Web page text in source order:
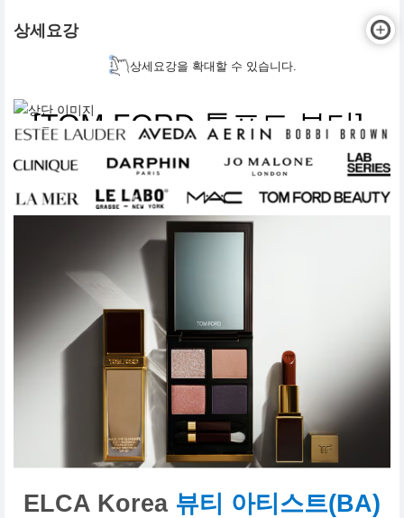
상세요강
상세요강을 확대할 수 있습니다.
[TOM FORD 톰포드 뷰티]
메이크업 화장품 브랜드
뷰티 아티스트 채용
ELCA Korea 뷰티 아티스트(BA)